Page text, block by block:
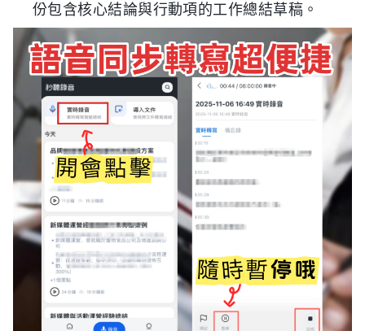
份包含核心結論與行動項的工作總結草稿。